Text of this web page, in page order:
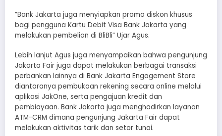
”Bank Jakarta juga menyiapkan promo diskon khusus
bagi pengguna Kartu Debit Visa Bank Jakarta yang
melakukan pembelian di BliBli” Ujar Agus.
Lebih lanjut Agus juga menyampaikan bahwa pengunjung
Jakarta Fair juga dapat melakukan berbagai transaksi
perbankan lainnya di Bank Jakarta Engagement Store
diantaranya pembukaan rekening secara online melalui
aplikasi JakOne, serta pengajuan kredit dan
pembiayaan. Bank Jakarta juga menghadirkan layanan
ATM-CRM dimana pengunjung Jakarta Fair dapat
melakukan aktivitas tarik dan setor tunai.